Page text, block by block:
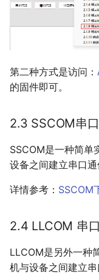
第二种方式是访问：
的固件即可。
2.3 SSCOM串
SSCOM是一种简单
设备之间建立串口通
详情参考： SSCOM
2.4 LLCOM 串
LLCOM是另外一种
机与设备之间建立